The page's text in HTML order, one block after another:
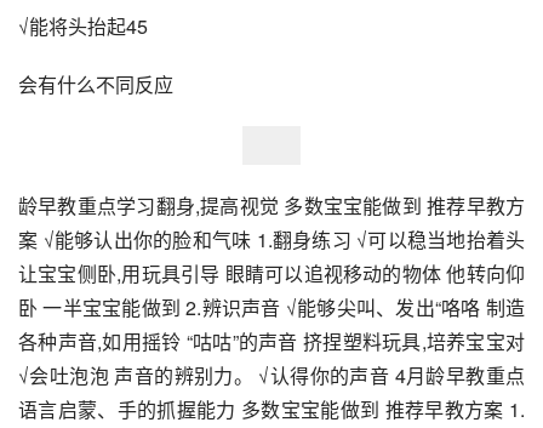
√能将头抬起45
会有什么不同反应
龄早教重点学习翻身,提高视觉 多数宝宝能做到 推荐早教方
案 √能够认出你的脸和气味 1.翻身练习 √可以稳当地抬着头
让宝宝侧卧,用玩具引导 眼睛可以追视移动的物体 他转向仰
卧 一半宝宝能做到 2.辨识声音 √能够尖叫、发出“咯咯 制造
各种声音,如用摇铃 “咕咕”的声音 挤捏塑料玩具,培养宝宝对
√会吐泡泡 声音的辨别力。 √认得你的声音 4月龄早教重点
语言启蒙、手的抓握能力 多数宝宝能做到 推荐早教方案 1.